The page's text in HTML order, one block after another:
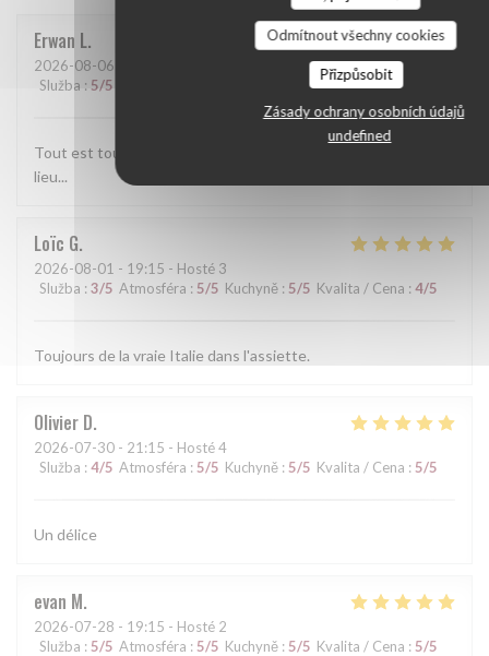
Odmítnout všechny cookies
Přizpůsobit
Zásady ochrany osobních údajů
undefined
Erwan L
2026-08-06
Služba : 5/5 /5 Kvalita / Cena
Tout est toujours parfait. l'accueil et le service, les plats, le
lieu...
Loïc G
2026-08-01 - 19:15 - Hosté 3
Služba : 3/5 Atmosféra : 5/5 Kuchyně : 5/5 Kvalita / Cena : 4/5
Toujours de la vraie Italie dans l'assiette.
Olivier D
2026-07-30 - 21:15 - Hosté 4
Služba : 4/5 Atmosféra : 5/5 Kuchyně : 5/5 Kvalita / Cena : 5/5
Un délice
evan M
2026-07-28 - 19:15 - Hosté 2
Služba : 5/5 Atmosféra : 5/5 Kuchyně : 5/5 Kvalita / Cena : 5/5